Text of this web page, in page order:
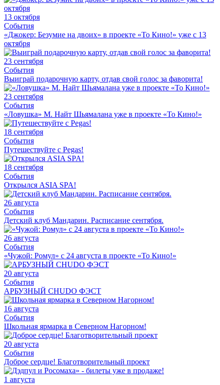
13 октября
События
«Джокер: Безумие на двоих» в проекте «То Кино!» уже с 13
октября
23 сентября
События
Выиграй подарочную карту, отдав свой голос за фаворита!
23 сентября
События
«Ловушка» М. Найт Шьямалана уже в проекте «То Кино!»
18 сентября
События
Путешествуйте с Pegas!
18 сентября
События
Открылся ASIA SPA!
26 августа
События
Детский клуб Мандарин. Расписание сентября.
26 августа
События
«Чужой: Ромул» с 24 августа в проекте «То Кино!»
20 августа
События
АРБУЗНЫЙ CHUDO ФЭСТ
16 августа
События
Школьная ярмарка в Северном Нагорном!
20 августа
События
Доброе сердце! Благотворительный проект
1 августа